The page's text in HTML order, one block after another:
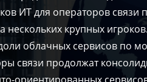
ИТ для операторов связи
крупных
облачных сервисов по
связи продолжат